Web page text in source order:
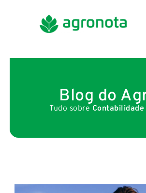
Blog do
Tudo sobre